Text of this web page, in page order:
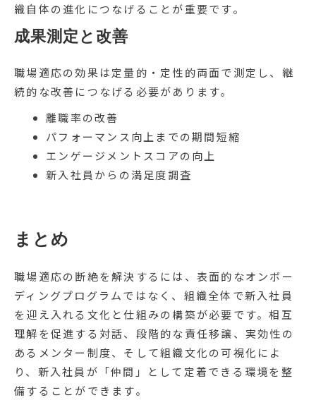
織自体の進化につなげることが重要です。
成果測定と改善
職場適応の効果は定量的・定性的両面で測定し、継
続的な改善につなげる必要があります。
離職率の改善
パフォーマンス向上までの期間短縮
エンゲージメントスコアの向上
新入社員からの満足度調査
まとめ
職場適応の断絶を解決するには、表面的なオンボー
ディングプログラムではなく、組織全体で新入社員
を迎え入れる文化と仕組みの構築が必要です。相互
理解を促進する対話、段階的な責任移譲、実効性の
あるメンター制度、そして組織文化の可視化によ
り、新入社員が「仲間」として定着できる環境を整
備することができます。